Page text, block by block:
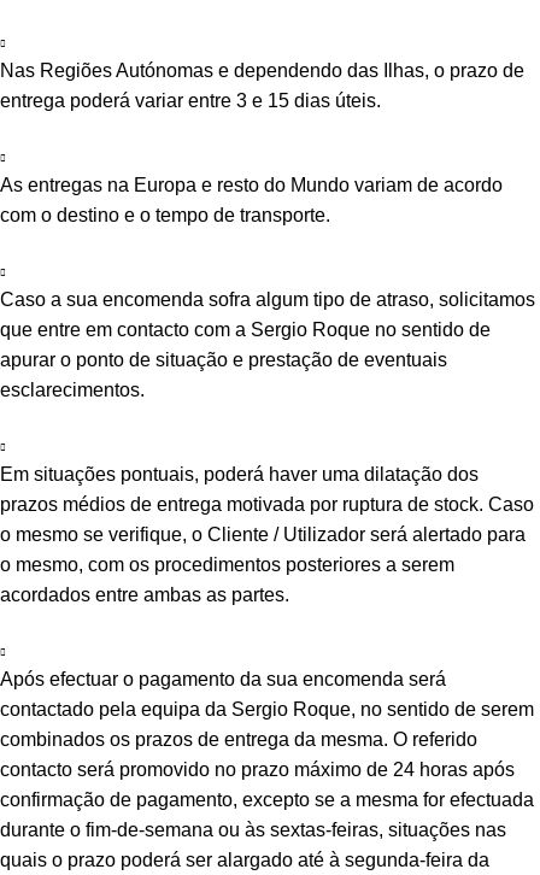
Nas Regiões Autónomas e dependendo das Ilhas, o prazo de
entrega poderá variar entre 3 e 15 dias úteis.
As entregas na Europa e resto do Mundo variam de acordo
com o destino e o tempo de transporte.
Caso a sua encomenda sofra algum tipo de atraso, solicitamos
que entre em contacto com a Sergio Roque no sentido de
apurar o ponto de situação e prestação de eventuais
esclarecimentos.
Em situações pontuais, poderá haver uma dilatação dos
prazos médios de entrega motivada por ruptura de stock. Caso
o mesmo se verifique, o Cliente / Utilizador será alertado para
o mesmo, com os procedimentos posteriores a serem
acordados entre ambas as partes.
Após efectuar o pagamento da sua encomenda será
contactado pela equipa da Sergio Roque, no sentido de serem
combinados os prazos de entrega da mesma. O referido
contacto será promovido no prazo máximo de 24 horas após
confirmação de pagamento, excepto se a mesma for efectuada
durante o fim-de-semana ou às sextas-feiras, situações nas
quais o prazo poderá ser alargado até à segunda-feira da